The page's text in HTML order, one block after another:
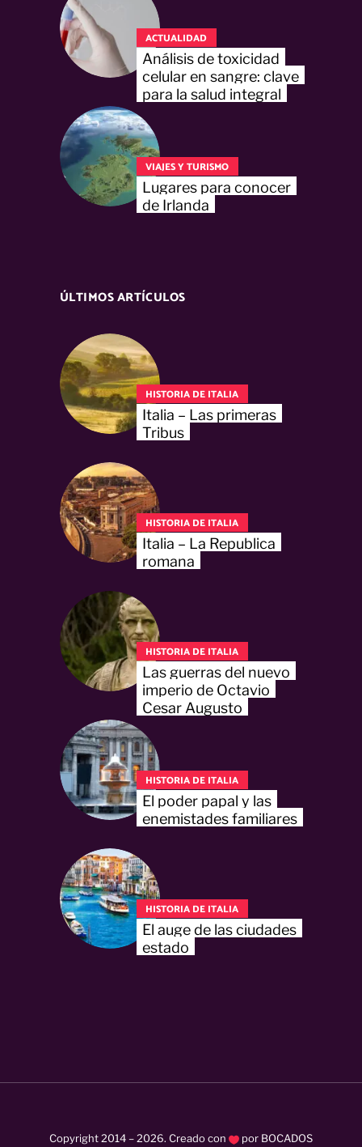
ACTUALIDAD
Análisis de toxicidad
celular en sangre: clave
para la salud integral
VIAJES Y TURISMO
Lugares para conocer
de Irlanda
ÚLTIMOS ARTÍCULOS
HISTORIA DE ITALIA
Italia – Las primeras
Tribus
HISTORIA DE ITALIA
Italia – La Republica
romana
HISTORIA DE ITALIA
Las guerras del nuevo
imperio de Octavio
Cesar Augusto
HISTORIA DE ITALIA
El poder papal y las
enemistades familiares
HISTORIA DE ITALIA
El auge de las ciudades
estado
Copyright 2014 –2026. Creado con por BOCADOS